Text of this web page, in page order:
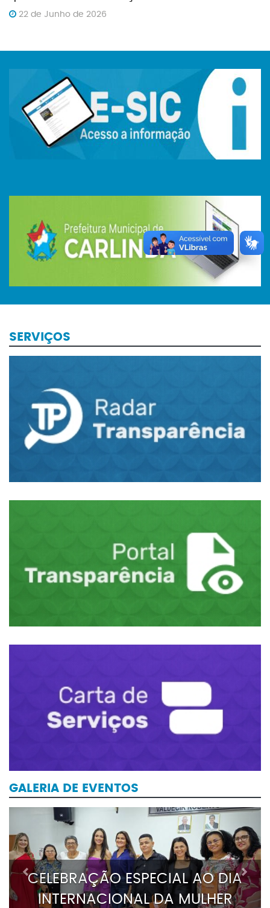
22 de Junho de 2026
SERVIÇOS
GALERIA DE EVENTOS
CELEBRAÇÃO ESPECIAL AO DIA
INTERNACIONAL DA MULHER
Previous Next